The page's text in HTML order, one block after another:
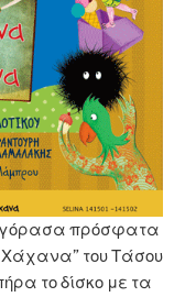
αγόρασα πρόσφατα
του Τάσου
το δίσκο με τα